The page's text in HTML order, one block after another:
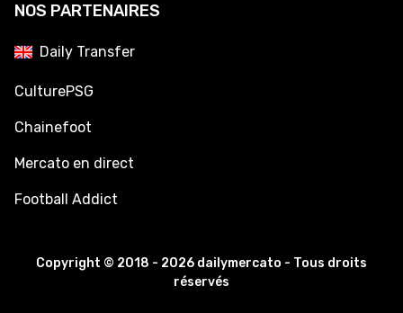
NOS PARTENAIRES
Daily Transfer
CulturePSG
Chainefoot
Mercato en direct
Football Addict
Copyright © 2018 - 2026 dailymercato - Tous droits
réservés